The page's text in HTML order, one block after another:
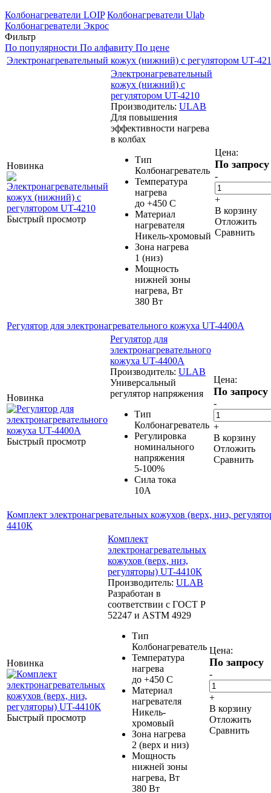
Колбонагреватели LOIP Колбонагреватели Ulab
Колбонагреватели Экрос
Фильтр
По популярности По алфавиту По цене
Электронагревательный кожух (нижний) с регулятором UT-
Новинка
Быстрый просмотр
Электронагревательный
кожух (нижний) с
регулятором UT-4210
Производитель: ULAB
Для повышения
эффективности нагрева
в колбах
Тип
Колбонагреватель
Температура
нагрева
до +450 С
Материал
нагревателя
Никель-хромовый
Зона нагрева
1 (низ)
Мощность
нижней зоны
нагрева, Вт
380 Вт
Цена:
По запросу
-
+
В корзину
Отложить
Сравнить
Регулятор для электронагревательного кожуха UT-4400А
Новинка
Быстрый просмотр
Регулятор для
электронагревательного
кожуха UT-4400А
Производитель: ULAB
Универсальный
регулятор напряжения
Тип
Колбонагреватель
Регулировка
номинального
напряжения
5-100%
Сила тока
10А
Цена:
По запросу
-
+
В корзину
Отложить
Сравнить
Комплект электронагревательных кожухов (верх, низ,
4410К
Новинка
Быстрый просмотр
Комплект
электронагревательных
кожухов (верх, низ,
регуляторы) UT-4410К
Производитель: ULAB
Разработан в
соответствии с ГОСТ Р
52247 и ASTM 4929
Тип
Колбонагреватель
Температура
нагрева
до +450 С
Материал
нагревателя
Никель-
хромовый
Зона нагрева
2 (верх и низ)
Мощность
нижней зоны
нагрева, Вт
380 Вт
Цена:
По запросу
-
+
В корзину
Отложить
Сравнить